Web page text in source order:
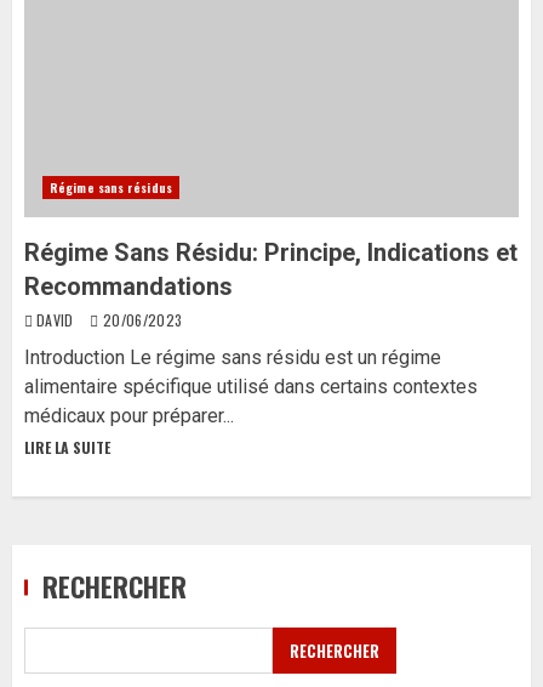
Régime sans résidus
Régime Sans Résidu: Principe, Indications et
Recommandations
DAVID 20/06/2023
Introduction Le régime sans résidu est un régime
alimentaire spécifique utilisé dans certains contextes
médicaux pour préparer...
LIRE LA SUITE
RECHERCHER
RECHERCHER